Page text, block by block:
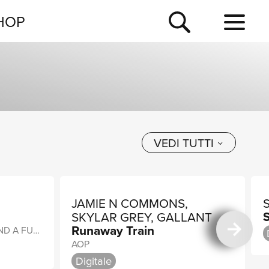
VEDI TUTTI
FROM “FOUR WEDDINGS AND A FUNERAL”
JAMIE N COMMONS,
SKYLAR GREY, GALLANT
Runaway Train
AOP
Digitale
TOUR